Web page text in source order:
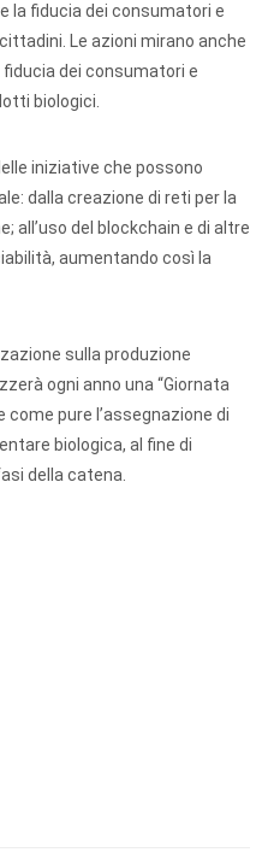
la fiducia dei consumatori e
Le azioni mirano anche
dei consumatori e
biologici.
iniziative che possono
dalla creazione di reti per la
all’uso del blockchain e di altre
aumentando così la
sulla produzione
ogni anno una “Giornata
come pure l’assegnazione di
biologica, al fine di
della catena.